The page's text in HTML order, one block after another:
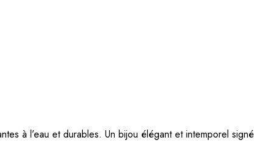
à l’eau et durables. Un bijou élégant et intemporel